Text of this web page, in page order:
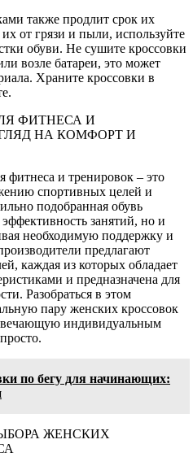
также продлит срок их
от грязи и пыли, используйте
обуви. Не сушите кроссовки
возле батареи, это может
Храните кроссовки в
ФИТНЕСА И
НА КОМФОРТ И
фитнеса и тренировок – это
спортивных целей и
подобранная обувь
занятий, но и
необходимую поддержку и
предлагают
каждая из которых обладает
и предназначена для
Разобраться в этом
пару женских кроссовок
индивидуальным
по бегу для начинающих:
ЖЕНСКИХ